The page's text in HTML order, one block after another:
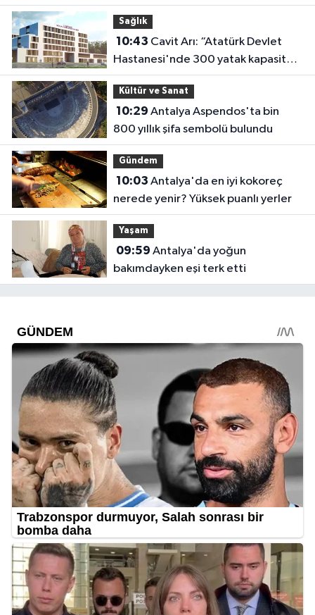
götürdü
Sağlık
10:43
Hastanesi'nde 300 yatak kapasitesi
yetersiz”
Kültür ve Sanat
10:29
800 yıllık şifa sembolü bulundu
Gündem
10:03
nerede yenir? Yüksek puanlı yerler
Yaşam
09:59
bakımdayken eşi terk etti